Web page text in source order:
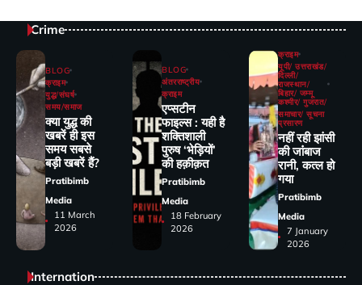
Crime
BLOG
क्राइम
युद्ध/संघर्ष
समय/समाज
क्या युद्ध की
खबरें ही इस
समय सबसे
बड़ी खबरें हैं?
Pratibimb
Media
11 March
2026
BLOG
अंतरराष्ट्रीय
क्राइम
एप्सटीन
फाइल्स : यही है
शक्तिशाली
पुरुष ‘भेड़ियों’
की हक़ीक़त
Pratibimb
Media
18 February
2026
क्राइम
यूपी/ उत्तराखंड/
दिल्ली/
राजस्थान/
बिहार/ जम्मू
कश्मीर/ गुजरात/
समाचार/ सूचना
प्रसारण
नहीं रही झांसी
की जांंबाज
रानी, कत्‍ल हो
गया
Pratibimb
Media
7 January
2026
Internation